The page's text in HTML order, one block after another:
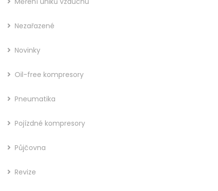
Nezařazené
Novinky
Oil-free kompresory
Pneumatika
Pojízdné kompresory
Půjčovna
Revize